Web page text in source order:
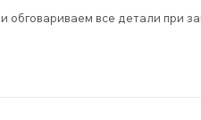
обговариваем все детали при